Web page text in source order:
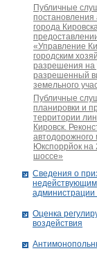
Публичные
города
«Управление
городским
разрешения на
разрешенный
земельного
Публичные
планировки и
территории
Кировск.
автодорожного
Юкспоррйок на
шоссе»
Сведения о
администрации
Оценка
воздействия